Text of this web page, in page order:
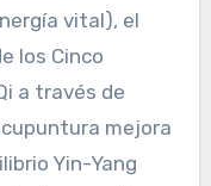
vital), el
los Cinco
a través de
mejora
Yin-Yang